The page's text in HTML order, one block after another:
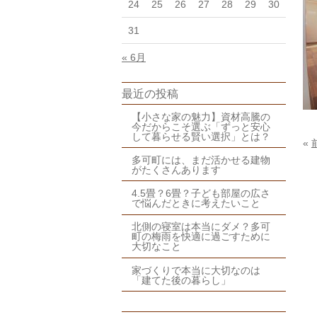
24 25 26 27 28 29 30
31
« 6月
最近の投稿
【小さな家の魅力】資材高騰の
今だからこそ選ぶ「ずっと安心
して暮らせる賢い選択」とは？
多可町には、まだ活かせる建物
がたくさんあります
4.5畳？6畳？子ども部屋の広さ
で悩んだときに考えたいこと
北側の寝室は本当にダメ？多可
町の梅雨を快適に過ごすために
大切なこと
家づくりで本当に大切なのは
「建てた後の暮らし」
«